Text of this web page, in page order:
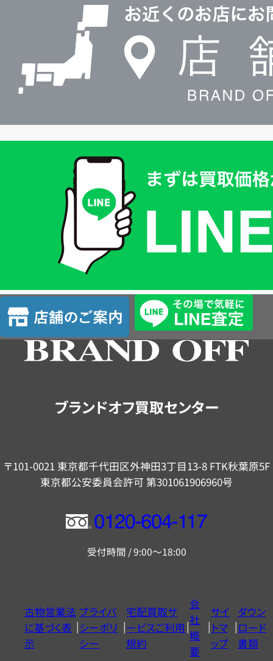
査
定
店
舗
の
ブランドオフ買取センター
〒101-0021 東京都千代田区外神田3丁目13-8 FTK秋葉原5F
東京都公安委員会許可 第301061906960号
フ
ー
ヤ
ル
0120604117
受付時間 / 9:00～18:00
古物営業法
に基づく表
示
プライバ
シーポリ
シー
宅配買取サ
ービスご利用
規約
会
社
概
要
サイ
トマ
ップ
ダウン
ロード
書類